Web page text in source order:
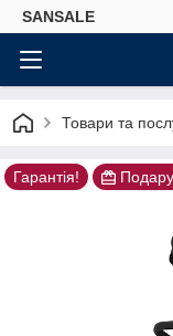
SANSALE
Товари та
Гарантія!